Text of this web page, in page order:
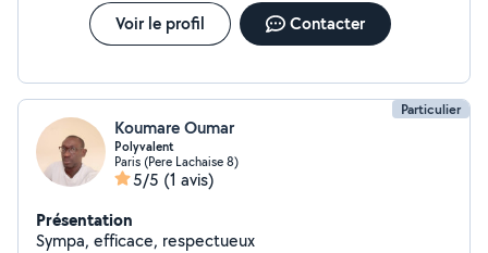
Voir le profil Contacter
Particulier
Koumare Oumar
Polyvalent
Paris (Pere Lachaise 8)
5/5 (1 avis)
Présentation
Sympa, efficace, respectueux